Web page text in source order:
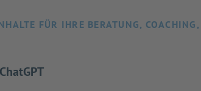
FÜR IHRE BERATUNG,